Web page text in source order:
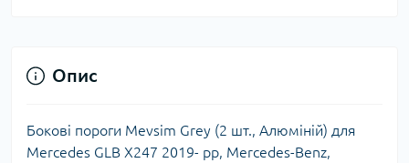
Опис
Бокові пороги Mevsim Grey (2 шт., Алюміній) для
Mercedes GLB X247 2019- рр, Mercedes-Benz,